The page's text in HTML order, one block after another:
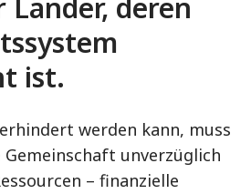
deren
ist.
werden kann, muss
unverzüglich
– finanzielle